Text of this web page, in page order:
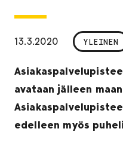
13.3.2020 YLEINEN
avataan jälleen
edelleen myös